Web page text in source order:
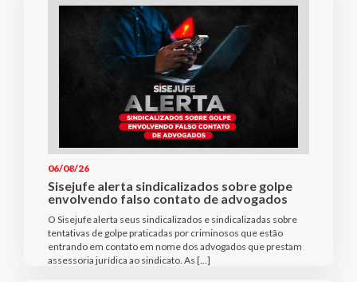
06/08/26
Sisejufe alerta sindicalizados sobre golpe
envolvendo falso contato de advogados
O Sisejufe alerta seus sindicalizados e sindicalizadas sobre
tentativas de golpe praticadas por criminosos que estão
entrando em contato em nome dos advogados que prestam
assessoria jurídica ao sindicato. As […]